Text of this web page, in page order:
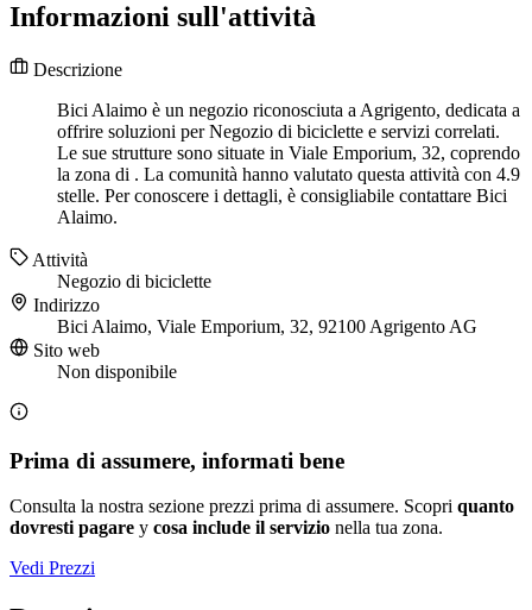
Informazioni sull'attività
Descrizione
Bici Alaimo è un negozio riconosciuta a Agrigento, dedicata a
offrire soluzioni per Negozio di biciclette e servizi correlati.
Le sue strutture sono situate in Viale Emporium, 32, coprendo
la zona di . La comunità hanno valutato questa attività con 4.9
stelle. Per conoscere i dettagli, è consigliabile contattare Bici
Alaimo.
Attività
Negozio di biciclette
Indirizzo
Bici Alaimo, Viale Emporium, 32, 92100 Agrigento AG
Sito web
Non disponibile
Prima di assumere, informati bene
Consulta la nostra sezione prezzi prima di assumere. Scopri quanto
dovresti pagare y cosa include il servizio nella tua zona.
Vedi Prezzi